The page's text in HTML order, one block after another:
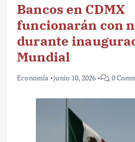
Bancos en CDMX
funcionarán con
durante
Mundial
Economía junio 10, 2026 0